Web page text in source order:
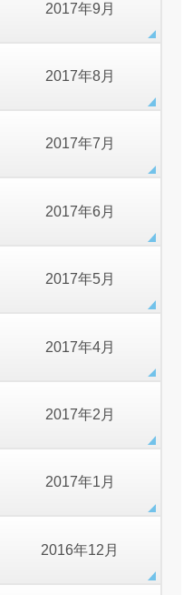
2017年9月
2017年8月
2017年7月
2017年6月
2017年5月
2017年4月
2017年2月
2017年1月
2016年12月